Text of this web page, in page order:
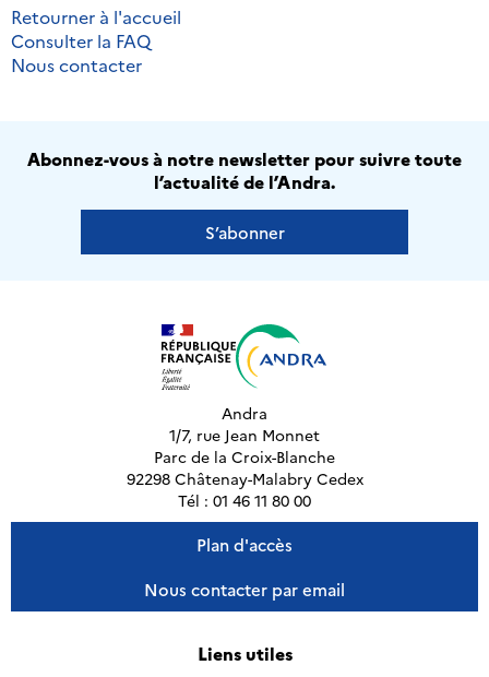
Retourner à l'accueil
Consulter la FAQ
Nous contacter
Abonnez-vous à notre newsletter pour suivre toute
l’actualité de l’Andra.
S’abonner
Andra
1/7, rue Jean Monnet
Parc de la Croix-Blanche
92298 Châtenay-Malabry Cedex
Tél : 01 46 11 80 00
Plan d'accès
Nous contacter par email
Liens utiles